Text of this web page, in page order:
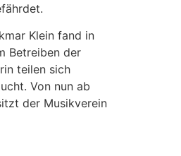
Klein fand in
Betreiben der
teilen sich
Von nun ab
der Musikverein